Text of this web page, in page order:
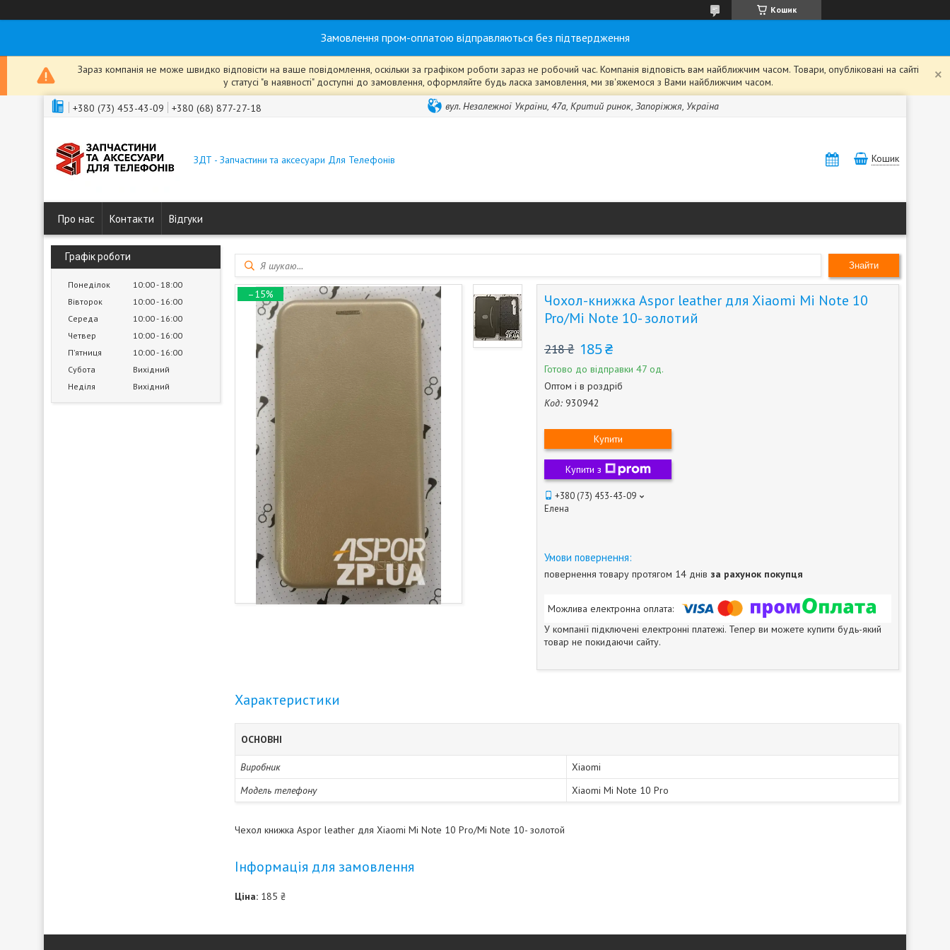
Кошик
Замовлення пром-оплатою відправляються без підтвердження
Зараз компанія не може швидко відповісти на ваше повідомлення, оскільки за графіком роботи зараз не робочий час. Компанія відповість вам найближчим часом. Товари, опубліковані на сайті
у статусі "в наявності" доступні до замовлення, оформляйте будь ласка замовлення, ми зв'яжемося з Вами найближчим часом.
+380 (73) 453-43-09 +380 (68) 877-27-18 вул. Незалежної України, 47а, Критий ринок, Запоріжжя, Україна
ЗДТ - Запчастини та аксесуари Для Телефонів Кошик
Про нас Контакти Відгуки
Графік роботи
Понеділок 10:00 18:00
Вівторок
10:00 16:00
Середа
10:00 16:00
Четвер
10:00 16:00
Пʼятниця
10:00 16:00
Субота
Вихідний
Неділя
Вихідний
Знайти
–15%
Чохол-книжка Aspor leather для Xiaomi Mi Note 10
Pro/Mi Note 10- золотий
218 ₴ 185 ₴
Готово до відправки 47 од.
Оптом і в роздріб
Код: 930942
Купити
Купити з
+380 (73) 453-43-09
Елена
повернення товару протягом 14 днів за рахунок покупця
У компанії підключені електронні платежі. Тепер ви можете купити будь-який
товар не покидаючи сайту.
Характеристики
ОСНОВНІ
Виробник
Xiaomi
Модель телефону
Xiaomi Mi Note 10 Pro
Чехол книжка Aspor leather для Xiaomi Mi Note 10 Pro/Mi Note 10- золотой
Інформація для замовлення
Ціна: 185 ₴